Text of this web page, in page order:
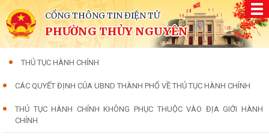
CỔNG THÔNG TIN ĐIỆN TỬ
PHƯỜNG THỦY NGUYÊN
THỦ TỤC HÀNH CHÍNH
CÁC QUYẾT ĐỊNH CỦA UBND THÀNH PHỐ VỀ THỦ TỤC HÀNH CHÍNH
THỦ TỤC HÀNH CHÍNH KHÔNG PHỤC THUỘC VÀO ĐỊA GIỚI HÀNH
CHÍNH